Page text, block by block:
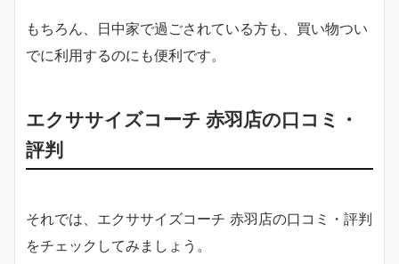
もちろん、日中家で過ごされている方も、買い物つい
でに利用するのにも便利です。
エクササイズコーチ 赤羽店の口コミ・
評判
それでは、エクササイズコーチ 赤羽店の口コミ・評判
をチェックしてみましょう。